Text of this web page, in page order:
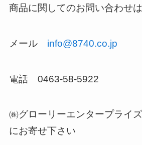
商品に関してのお問い合わせは
メール info@8740.co.jp
電話 0463-58-5922
㈱グローリーエンタープラ
にお寄せ下さい